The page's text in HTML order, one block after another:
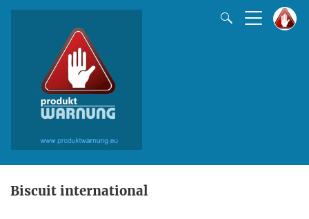
Biscuit international